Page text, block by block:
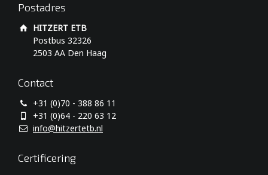
Postadres
HITZERT ETB
Postbus 32326
2503 AA Den Haag
Contact
+31 (0)70 - 388 86 11
+31 (0)64 - 220 63 12
info@hitzertetb.nl
Certificering